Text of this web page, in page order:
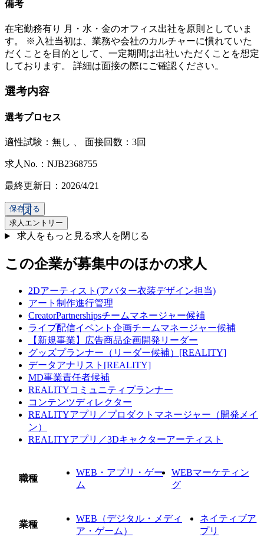
備考
在宅勤務有り 月・水・金のオフィス出社を原則としていま
す。 ※入社当初は、業務や会社のカルチャーに慣れていた
だくことを目的として、一定期間は出社いただくことを想定
しております。 詳細は面接の際にご確認ください。
選考内容
選考プロセス
適性試験： 無し 面接回数：3回
求人No.：NJB2368755
最終更新日：2026/4/21
保存する
求人エントリー
求人をもっと見る求人を閉じる
この企業が募集中のほかの求人
2Dアーティスト(アバター衣装デザイン担当)
アート制作進行管理
CreatorPartnershipsチームマネージャー候補
ライブ配信イベント企画チームマネージャー候補
【新規事業】広告商品企画開発リーダー
グッズプランナー（リーダー候補）[REALITY]
データアナリスト[REALITY]
MD事業責任者候補
REALITYコミュニティプランナー
コンテンツディレクター
REALITYアプリ／プロダクトマネージャー（開発メイ
ン）
REALITYアプリ／3Dキャクターアーティスト
職種
WEB・アプリ・ゲー
ム
WEBマーケティン
グ
業種
WEB（デジタル・メディ
ア・ゲーム）
ネイティブア
プリ